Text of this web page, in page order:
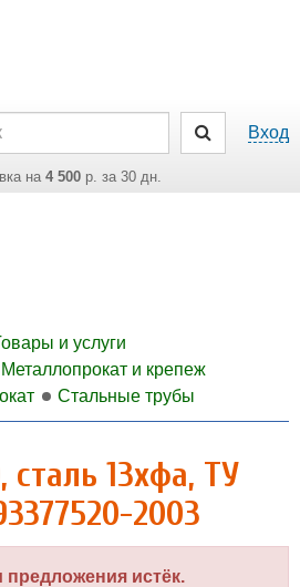
Вход
на 4 500р. за 30 дн.
и услуги
Металлопрокат и крепеж
Стальные трубы
сталь 13хфа, ТУ
2003
предложения истёк.